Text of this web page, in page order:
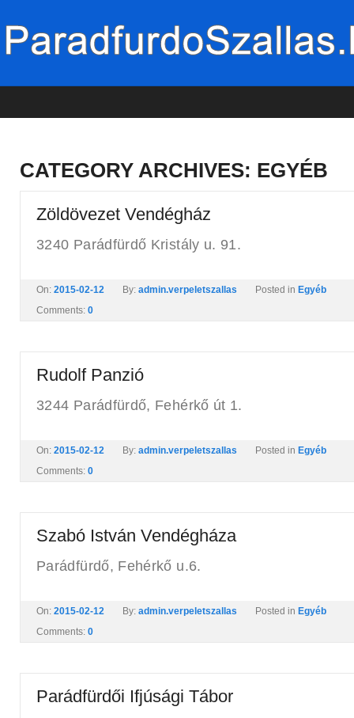
CATEGORY ARCHIVES: EGYÉB
Zöldövezet Vendégház
3240 Parádfürdő Kristály u. 91.
On: 2015-02-12 By: admin.verpeletszallas Posted in Egyéb
Comments: 0
Rudolf Panzió
3244 Parádfürdő, Fehérkő út 1.
On: 2015-02-12 By: admin.verpeletszallas Posted in Egyéb
Comments: 0
Szabó István Vendégháza
Parádfürdő, Fehérkő u.6.
On: 2015-02-12 By: admin.verpeletszallas Posted in Egyéb
Comments: 0
Parádfürdői Ifjúsági Tábor